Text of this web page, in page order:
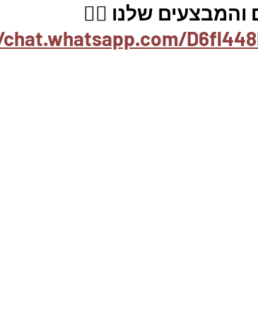
שלנו 👇🏽